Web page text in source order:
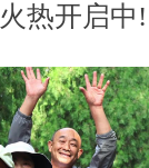
热开启中!